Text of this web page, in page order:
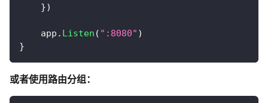
})
    app
. Listen ( ":8080" )
}
或者使用路由分组：